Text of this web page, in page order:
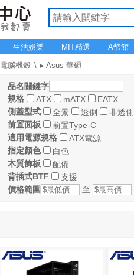
生活娛樂 MIT精選 A幣館
電腦機殼 ▸ Asus 華碩
品名關鍵字
規格
ATX mATX
EATX
側蓋型式
全景 透側
非透側
前置面板
前置Type-C
適用電源規格
ATX電源
指定顏色
白色
木質飾板
配備
背插式BTF
支援
價格範圍
至